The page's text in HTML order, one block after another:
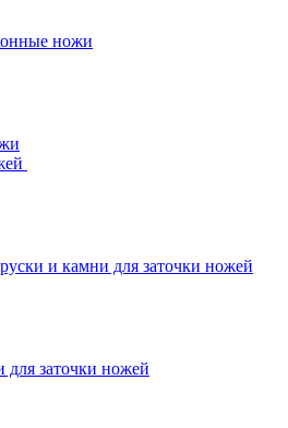
ножи
и камни для заточки ножей
заточки ножей